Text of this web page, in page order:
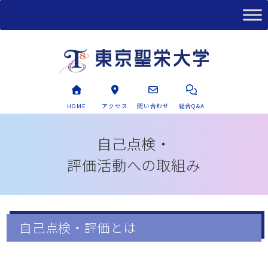
HOME アクセス 問い合わせ 総合Q&A
自己点検・
評価活動への取組み
自己点検・評価とは